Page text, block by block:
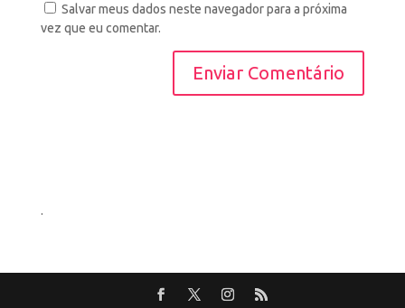
Salvar meus dados neste navegador para a próxima
vez que eu comentar.
.